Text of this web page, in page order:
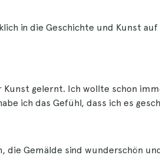
in die Geschichte und Kunst auf
Kunst gelernt. Ich wollte schon
ich das Gefühl, dass ich es
die Gemälde sind wunderschön